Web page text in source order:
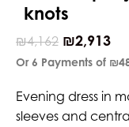
Contentknots
₪4,162 ₪2,913
Or 6 Payments of
Evening dress in
sleeves and